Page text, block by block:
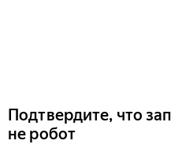
Подтвердите, что
не робот